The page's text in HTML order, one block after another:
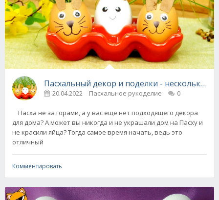
Пасхальный декор и поделки - несколько
20.04.2022 Пасхальное рукоделие 0
Пасха не за горами, а у вас еще нет подходящего декора
для дома? А может вы никогда и не украшали дом на Пасху и
не красили яйца? Тогда самое время начать, ведь это
отличный
Комментировать